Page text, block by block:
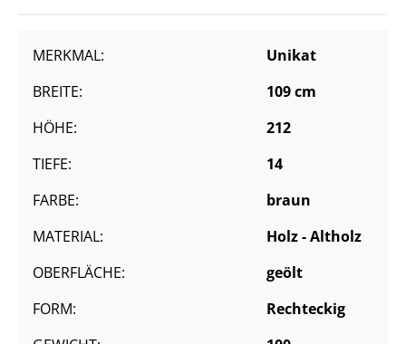
MERKMAL:
Unikat
BREITE:
109 cm
HÖHE:
212
TIEFE:
14
FARBE:
braun
MATERIAL:
Holz - Altholz
OBERFLÄCHE:
geölt
FORM:
Rechteckig